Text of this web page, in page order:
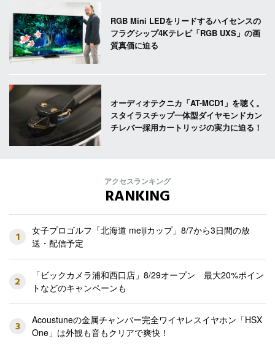
RGB Mini LEDをリードするハイセンスの
フラグシップ4Kテレビ「RGB UXS」の画
質真価に迫る
オーディオテクニカ「AT-MCD1」を聴く。
スタイラスチップ一体型ダイヤモンドカン
チレバー採用カートリッジの実力に迫る！
アクセスランキング
RANKING
1
女子プロゴルフ「北海道 meijiカップ」8/7から3日間の放
送・配信予定
2
「ビックカメラ浦和西口店」8/29オープン 最大20%ポイン
トなどのキャンペーンも
3
Acoustuneの金属チャンバー完全ワイヤレスイヤホン「HSX
One」は外観も音もクリアで爽快！